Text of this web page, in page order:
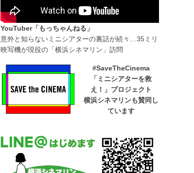
YouTuber「もっちゃんねる」
意外と知らないミニシアターの裏話が続々…35ミリ
映写機が現役の「横浜シネマリン」訪問
#SaveTheCinema
「ミニシアターを救
え！」プロジェクト
横浜シネマリンも賛同し
ています